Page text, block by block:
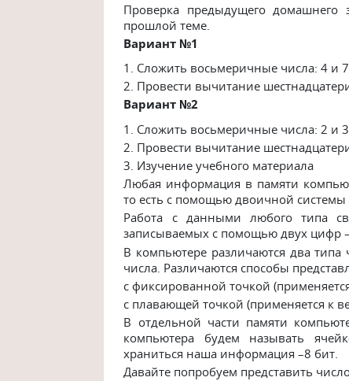
Проверка предыдущего домашнего
прошлой теме.
Вариант №1
1. Сложить восьмеричные числа: 4 и
2. Провести вычитание
Вариант №2
1. Сложить восьмеричные числа: 2 и
2. Провести вычитание
3. Изучение учебного материала
Любая информация в памяти
то есть с помощью двоичной системы
Работа с данными любого типа
записываемых с помощью двух цифр
В компьютере различаются два
числа. Различаются способы
с фиксированной точкой
с плавающей точкой (применяется к
В отдельной части памяти
компьютера будем называть
храниться наша информация –8 бит.
Давайте попробуем представить